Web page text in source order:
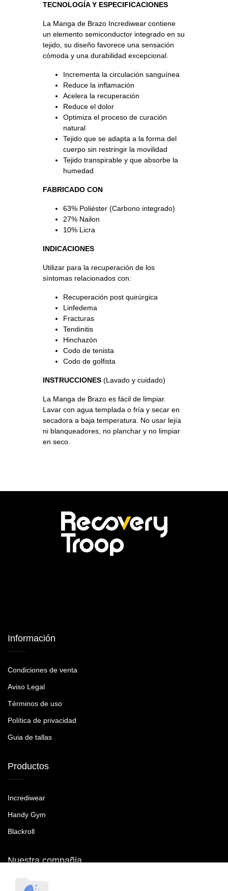
TECNOLOGÍA Y ESPECIFICACIONES
La Manga de Brazo Incrediwear contiene
un elemento semiconductor integrado en su
tejido, su diseño favorece una sensación
cómoda y una durabilidad excepcional.
Incrementa la circulación sanguínea
Reduce la inflamación
Acelera la recuperación
Reduce el dolor
Optimiza el proceso de curación
natural
Tejido que se adapta a la forma del
cuerpo sin restringir la movilidad
Tejido transpirable y que absorbe la
humedad
FABRICADO CON
63% Poliéster (Carbono integrado)
27% Nailon
10% Licra
INDICACIONES
Utilizar para la recuperación de los
síntomas relacionados con:
Recuperación post quirúrgica
Linfedema
Fracturas
Tendinitis
Hinchazón
Codo de tenista
Codo de golfista
INSTRUCCIONES (Lavado y cuidado)
La Manga de Brazo es fácil de limpiar.
Lavar con agua templada o fría y secar en
secadora a baja temperatura. No usar lejía
ni blanqueadores, no planchar y no limpiar
en seco.
Información
Condiciones de venta
Aviso Legal
Términos de uso
Política de privacidad
Guia de tallas
Productos
Incrediwear
Handy Gym
Blackroll
Nuestra compañia